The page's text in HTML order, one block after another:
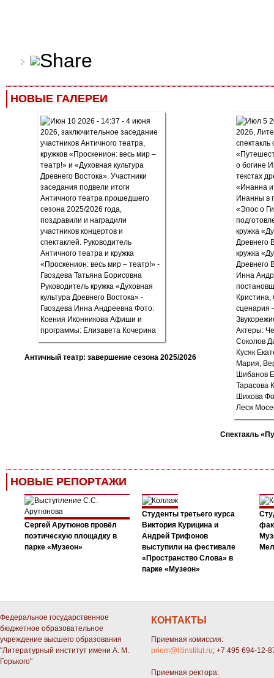
НОВЫЕ ГАЛЕРЕИ
Античный театр: завершение сезона 2025/2026
Спектакль
НОВЫЕ РЕПОРТАЖИ
Сергей Арутюнов провёл
поэтическую площадку в
парке «Музеон»
Студенты третьего курса
Виктория Курицина и
Андрей Трифонов
выступили на фестивале
«Пространство Слова» в
парке «Музеон»
Федеральное государственное
бюджетное образовательное
учреждение высшего образования
"Литературный институт имени А. М.
Горького"
КОНТАКТЫ
Приемная комиссия:
priem@litinstitut.ru; +7 495 694-12-
Приемная ректора: